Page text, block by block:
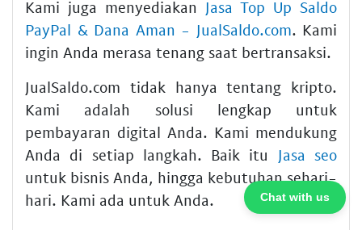
Kami juga menyediakan Jasa Top Up Saldo
PayPal & Dana Aman - JualSaldo.com. Kami
ingin Anda merasa tenang saat bertransaksi.
JualSaldo.com tidak hanya tentang kripto.
Kami adalah solusi lengkap untuk
pembayaran digital Anda. Kami mendukung
Anda di setiap langkah. Baik itu Jasa seo
untuk bisnis Anda, hingga kebutuhan sehari-
hari. Kami ada untuk Anda.
Chat with us